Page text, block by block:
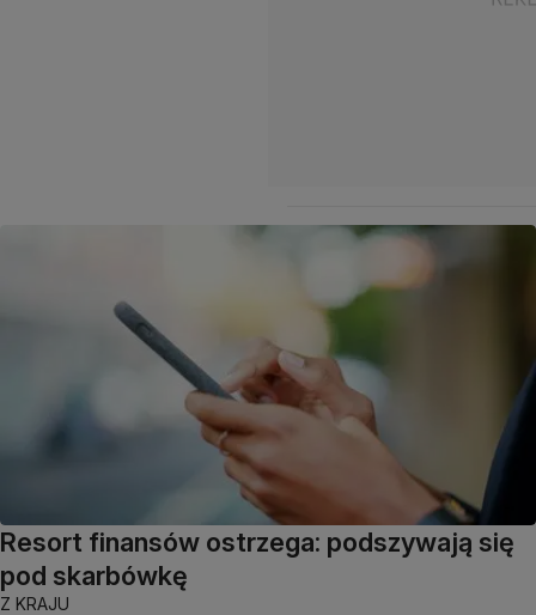
Resort finansów ostrzega: podszywają się
pod skarbówkę
Z KRAJU